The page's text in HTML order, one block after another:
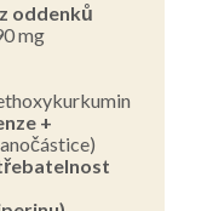
oddenků
mg
+